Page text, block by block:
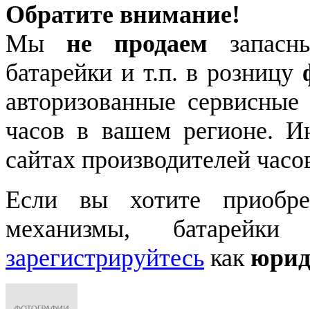
Обратите внимание!
Мы не продаем
батарейки и т.п. в розницу
авторизованные
часов в вашем регионе.
сайтах производителей
Если вы хотите
механизмы,
зарегистрируйтесь как